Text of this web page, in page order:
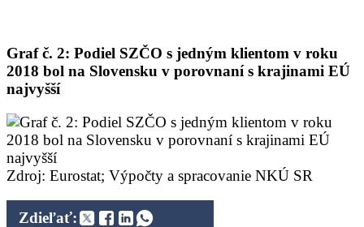
Graf č. 2: Podiel SZČO s jedným klientom v roku
2018 bol na Slovensku v porovnaní s krajinami EÚ
najvyšší
Zdroj: Eurostat; Výpočty a spracovanie NKÚ SR
Zdieľať: